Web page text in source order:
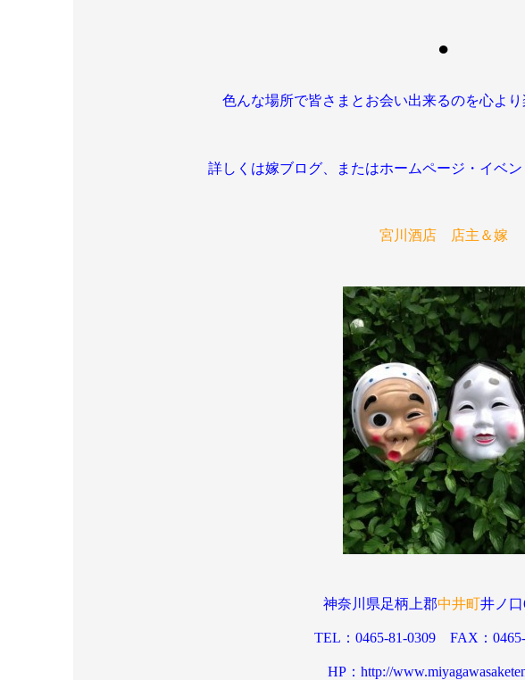
●
色んな場所で皆さまとお会い出来るのを心より
詳しくは嫁ブログ、またはホームページ・イベン
宮川酒店 店主＆嫁
神奈川県足柄上郡中井町井ノ口
TEL：0465-81-0309 FAX：
HP：http://